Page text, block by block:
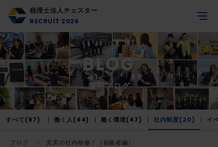
税理士法人チェスター
RECRUIT 2026
BLOG
採用ブログ
すべて(97) 働く人(44) 働く環境(47) 社内制度(20) イ
ブログ 充実の社内研修！（初級者編）